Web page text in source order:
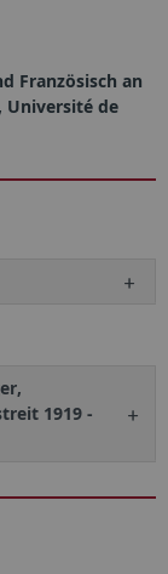
Französisch an
Université de
1919 -